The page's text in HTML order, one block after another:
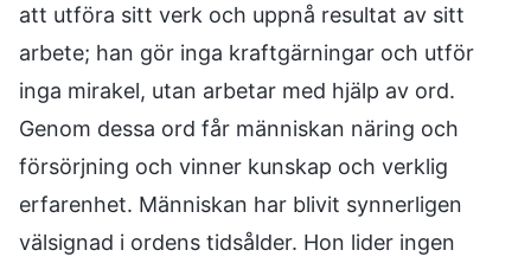
att utföra sitt verk och uppnå resultat av sitt
arbete; han gör inga kraftgärningar och utför
inga mirakel, utan arbetar med hjälp av ord.
Genom dessa ord får människan näring och
försörjning och vinner kunskap och verklig
erfarenhet. Människan har blivit synnerligen
välsignad i ordens tidsålder. Hon lider ingen